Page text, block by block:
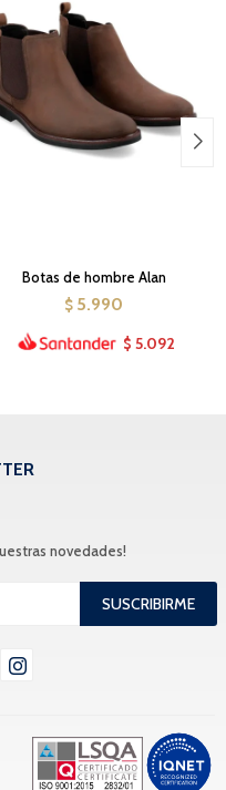
Botas de hombre Alan
$ 5.990
$ 5.092
novedades!
SUSCRIBIRME
